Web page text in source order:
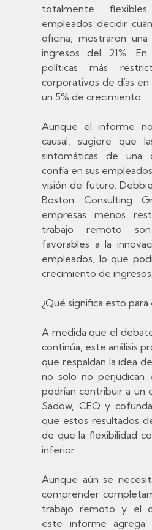
totalmente
empleados decidir
oficina, mostraron
ingresos del 21%.
políticas más
corporativos de días en
un 5% de crecimiento.
Aunque el informe
causal, sugiere que
sintomáticas de una
confía en sus
visión de futuro.
Boston Consulting
empresas menos
trabajo remoto
favorables a la
empleados, lo que
crecimiento de ingresos.
¿Qué significa esto
A medida que el
continúa, este análisis
que respaldan la idea
no solo no perjudican
podrían contribuir a un
Sadow, CEO y
que estos resultados
de que la flexibilidad
inferior.
Aunque aún se
comprender
trabajo remoto y el
este informe agrega